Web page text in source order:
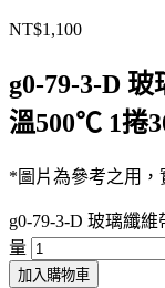
NT$1,100
g0-79-3-D
溫500℃ 1捲
*圖片為參考之用，
g0-79-3-D 玻璃纖
量
加入購物車